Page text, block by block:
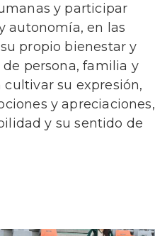
y participar
autonomía, en las
propio bienestar y
de persona, familia y
su expresión,
y apreciaciones,
y su sentido de